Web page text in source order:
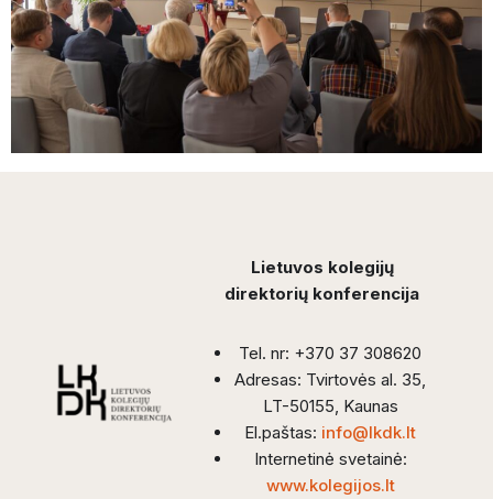
Lietuvos kolegijų
direktorių konferencija
Tel. nr: +370 37 308620
Adresas: Tvirtovės al. 35,
LT-50155, Kaunas
El.paštas: info@lkdk.lt
Internetinė svetainė:
www.kolegijos.lt